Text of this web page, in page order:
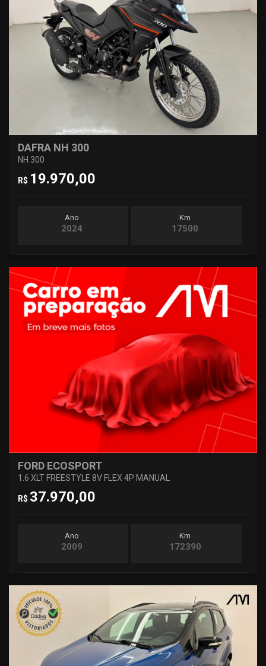
DAFRA NH 300
NH 300
R$ 19.970,00
Ano
2024
Km
17500
FORD ECOSPORT
1.6 XLT FREESTYLE 8V FLEX 4P MANUAL
R$ 37.970,00
Ano
2009
Km
172390